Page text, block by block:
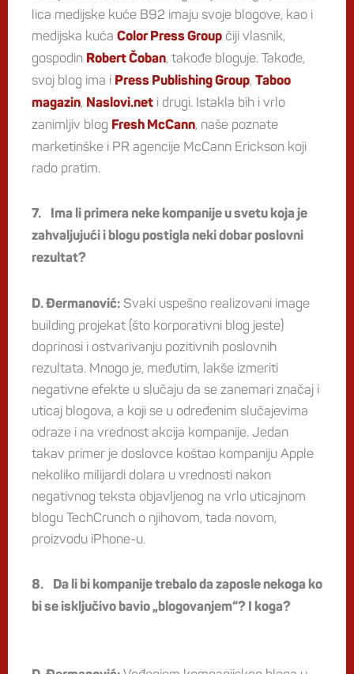
lica medijske kuće B92 imaju svoje blogove, kao i
medijska kuća Color Press Group čiji vlasnik,
gospodin Robert Čoban, takođe bloguje. Takođe,
svoj blog ima i Press Publishing Group, Taboo
magazin, Naslovi.net i drugi. Istakla bih i vrlo
zanimljiv blog Fresh McCann, naše poznate
marketinške i PR agencije McCann Erickson koji
rado pratim.
7. Ima li primera neke kompanije u svetu koja je
zahvaljujući i blogu postigla neki dobar poslovni
rezultat?
D. Đermanović: Svaki uspešno realizovani image
building projekat (što korporativni blog jeste)
doprinosi i ostvarivanju pozitivnih poslovnih
rezultata. Mnogo je, međutim, lakše izmeriti
negativne efekte u slučaju da se zanemari značaj i
uticaj blogova, a koji se u određenim slučajevima
odraze i na vrednost akcija kompanije. Jedan
takav primer je doslovce koštao kompaniju Apple
nekoliko milijardi dolara u vrednosti nakon
negativnog teksta objavljenog na vrlo uticajnom
blogu TechCrunch o njihovom, tada novom,
proizvodu iPhone-u.
8. Da li bi kompanije trebalo da zaposle nekoga ko
bi se isključivo bavio „blogovanjem“? I koga?